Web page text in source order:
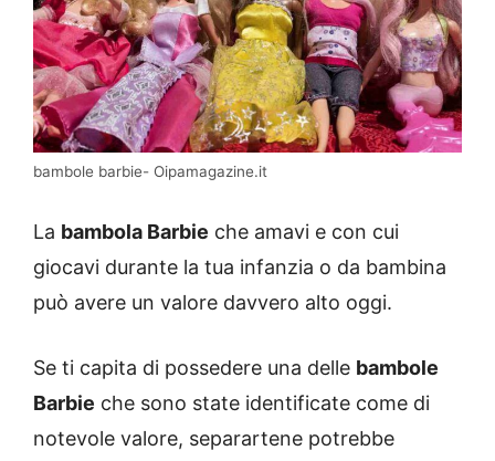
bambole barbie- Oipamagazine.it
La bambola Barbie che amavi e con cui
giocavi durante la tua infanzia o da bambina
può avere un valore davvero alto oggi.
Se ti capita di possedere una delle bambole
Barbie che sono state identificate come di
notevole valore, separartene potrebbe